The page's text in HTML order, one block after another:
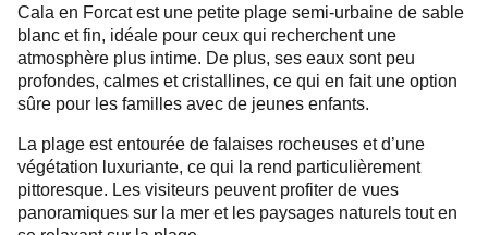
Cala en Forcat est une petite plage semi-urbaine de sable
blanc et fin, idéale pour ceux qui recherchent une
atmosphère plus intime. De plus, ses eaux sont peu
profondes, calmes et cristallines, ce qui en fait une option
sûre pour les familles avec de jeunes enfants.
La plage est entourée de falaises rocheuses et d’une
végétation luxuriante, ce qui la rend particulièrement
pittoresque. Les visiteurs peuvent profiter de vues
panoramiques sur la mer et les paysages naturels tout en